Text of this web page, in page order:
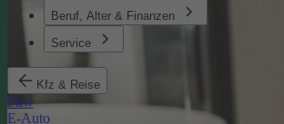
Beruf, Alter & Finanzen
Service
Kfz & Reise
Pkw
E-Auto